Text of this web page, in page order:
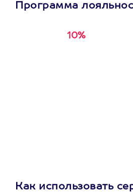
Программа
10%
Как использовать